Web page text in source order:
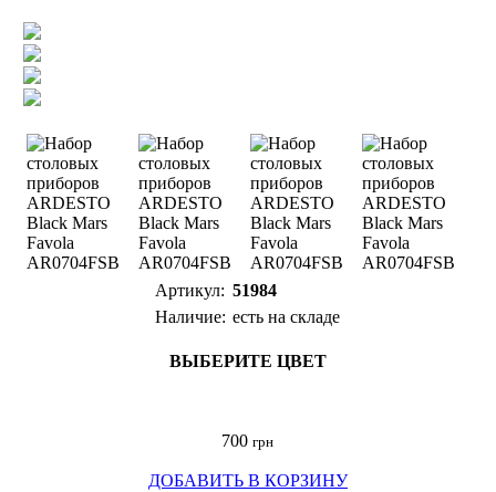
Артикул: 51984
Наличие: есть на складе
ВЫБЕРИТЕ ЦВЕТ
700грн
ДОБАВИТЬ В КОРЗИНУ